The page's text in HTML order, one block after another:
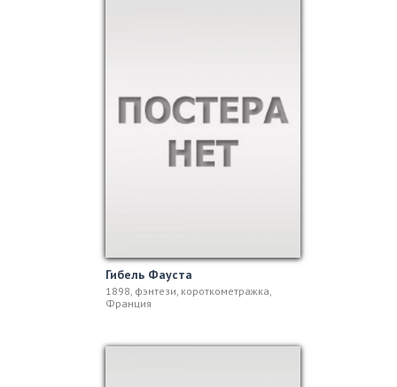
Гибель Фауста
1898, фэнтези, короткометражка,
Франция